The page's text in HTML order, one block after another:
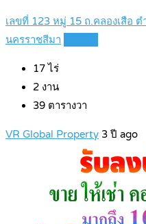
เลขที่ 123 หมู่ 15 ถ.คลองเสือ
นครราชสีมา
17ไร่
2 งาน
39 ตารางวา
VR Global Property 3 ปี ago